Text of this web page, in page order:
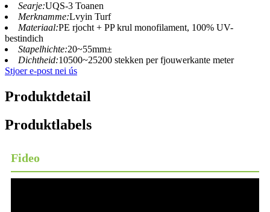
Searje:UQS-3 Toanen
Merknamme:Lvyin Turf
Materiaal:PE rjocht + PP krul monofilament, 100% UV-
bestindich
Stapelhichte:20~55mm±
Dichtheid:10500~25200 stekken per fjouwerkante meter
Stjoer e-post nei ús
Produktdetail
Produktlabels
Fideo